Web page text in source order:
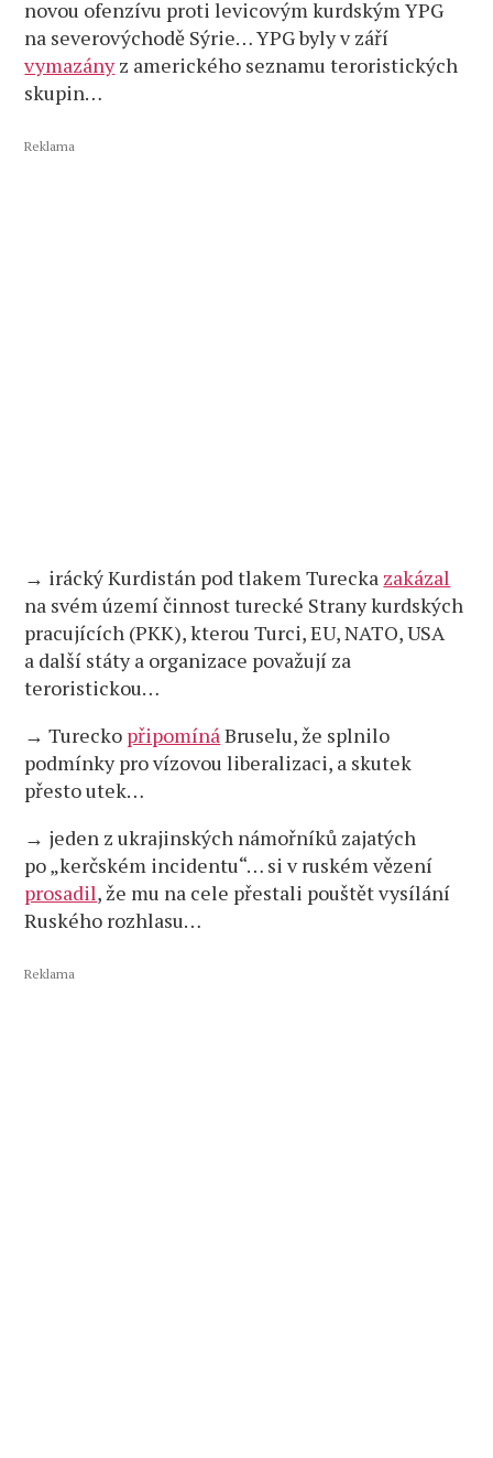
novou ofenzívu proti levicovým kurdským YPG
na severovýchodě Sýrie… YPG byly v září
vymazányz amerického seznamu teroristických
skupin…
Reklama
→ irácký Kurdistán pod tlakem Turecka zakázal
na svém území činnost turecké Strany kurdských
pracujících (PKK), kterou Turci, EU, NATO, USA
a další státy a organizace považují za
teroristickou…
→ Turecko připomínáBruselu, že splnilo
podmínky pro vízovou liberalizaci, a skutek
přesto utek…
→ jeden z ukrajinských námořníků zajatých
po „kerčském incidentu“… si v ruském vězení
prosadil, že mu na cele přestali pouštět vysílání
Ruského rozhlasu…
Reklama